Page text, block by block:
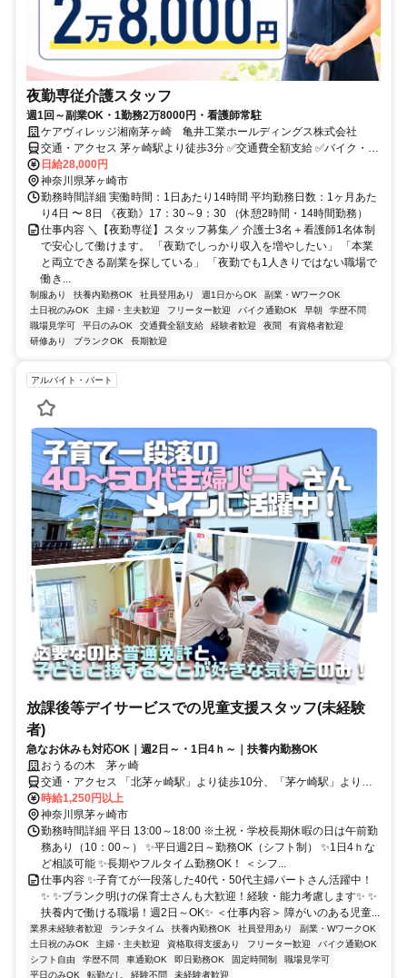
夜勤専従介護スタッフ
週1回～副業OK・1勤務2万8000円・看護師常駐
ケアヴィレッジ湘南茅ヶ崎 亀井工業ホールディングス株式会社
交通・アクセス 茅ヶ崎駅より徒歩3分 ✅交通費全額支給 ✅バイク・自
転車通勤OK
日給28,000円
神奈川県茅ヶ崎市
勤務時間詳細 実働時間：1日あたり14時間 平均勤務日数：1ヶ月あた
り4日 〜 8日 《夜勤》17：30～9：30 （休憩2時間・14時間勤務）
仕事内容 ＼【夜勤専従】スタッフ募集／ 介護士3名＋看護師1名体制
で安心して働けます。 「夜勤でしっかり収入を増やしたい」 「本業
と両立できる副業を探している」 「夜勤でも1人きりではない職場で
働き...
制服あり 扶養内勤務OK 社員登用あり 週1日からOK
副業・WワークOK
土日祝のみOK
主婦・主夫歓迎 フリーター歓迎 バイク通勤OK 早朝
学歴不問
職場見学可
平日のみOK 交通費全額支給 経験者歓迎 夜間
有資格者歓迎
研修あり
ブランクOK 長期歓迎
アルバイト・パート
放課後等デイサービスでの児童支援スタッフ(未経験
者)
急なお休みも対応OK｜週2日～・1日4ｈ～｜扶養内勤務OK
おうるの木 茅ヶ崎
交通・アクセス 「北茅ヶ崎駅」より徒歩10分、「茅ケ崎駅」より車8
分 ★車・自転車・バイク通勤OK
時給1,250円以上
神奈川県茅ヶ崎市
勤務時間詳細 平日 13:00～18:00 ※土祝・学校長期休暇の日は午前勤
務あり（10：00～） ✨平日週2日～勤務OK（シフト制） ✨1日4ｈな
ど相談可能 ✨長期やフルタイム勤務OK！ ＜シフ...
仕事内容 ✨子育てが一段落した40代・50代主婦パートさん活躍中！
✨ ✨ブランク明けの保育士さんも大歓迎！経験・能力考慮します✨ ✨
扶養内で働ける職場！週2日～OK✨ ＜仕事内容＞ 障がいのある児童...
業界未経験者歓迎 ランチタイム 扶養内勤務OK 社員登用あり
副業・WワークOK
土日祝のみOK
主婦・主夫歓迎 資格取得支援あり フリーター歓迎
バイク通勤OK
シフト自由
学歴不問 車通勤OK 即日勤務OK 固定時間制
職場見学可
平日のみOK
転勤なし 経験不問 未経験者歓迎